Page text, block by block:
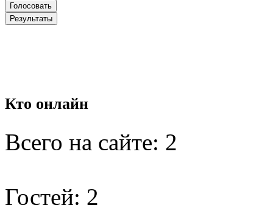
Кто онлайн
Всего на сайте: 2
Гостей: 2